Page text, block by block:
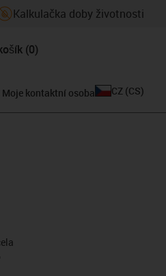
Kalkulačka doby životnosti
(0)
Moje kontaktní osoba CZ (CS)